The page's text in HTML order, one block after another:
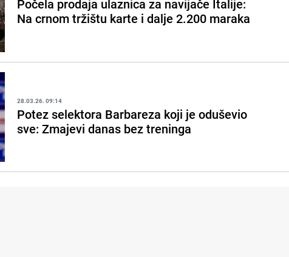
Počela prodaja ulaznica za navijače Italije:
Na crnom tržištu karte i dalje 2.200 maraka
28.03.26. 09:14
Potez selektora Barbareza koji je oduševio
sve: Zmajevi danas bez treninga